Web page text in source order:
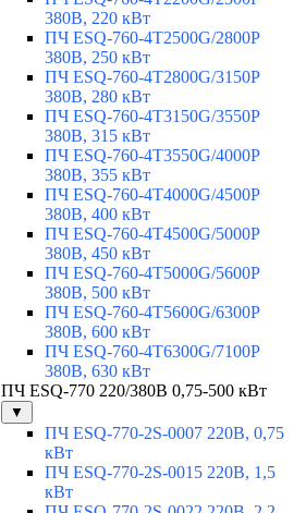
380В, 220 кВт
ПЧ ESQ-760-4T2500G/2800P
380В, 250 кВт
ПЧ ESQ-760-4T2800G/3150P
380В, 280 кВт
ПЧ ESQ-760-4T3150G/3550P
380В, 315 кВт
ПЧ ESQ-760-4T3550G/4000P
380В, 355 кВт
ПЧ ESQ-760-4T4000G/4500P
380В, 400 кВт
ПЧ ESQ-760-4T4500G/5000P
380В, 450 кВт
ПЧ ESQ-760-4T5000G/5600P
380В, 500 кВт
ПЧ ESQ-760-4T5600G/6300P
380В, 600 кВт
ПЧ ESQ-760-4T6300G/7100P
380В, 630 кВт
ПЧ ESQ-770 220/380В 0,75-500 кВт
▼
ПЧ ESQ-770-2S-0007 220В, 0,75
кВт
ПЧ ESQ-770-2S-0015 220В, 1,5
кВт